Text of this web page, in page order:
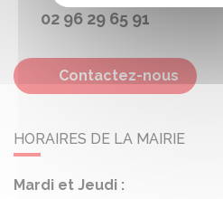
02 96 29 65 91
Contactez-nous
HORAIRES DE LA MAIRIE
Mardi et Jeudi :